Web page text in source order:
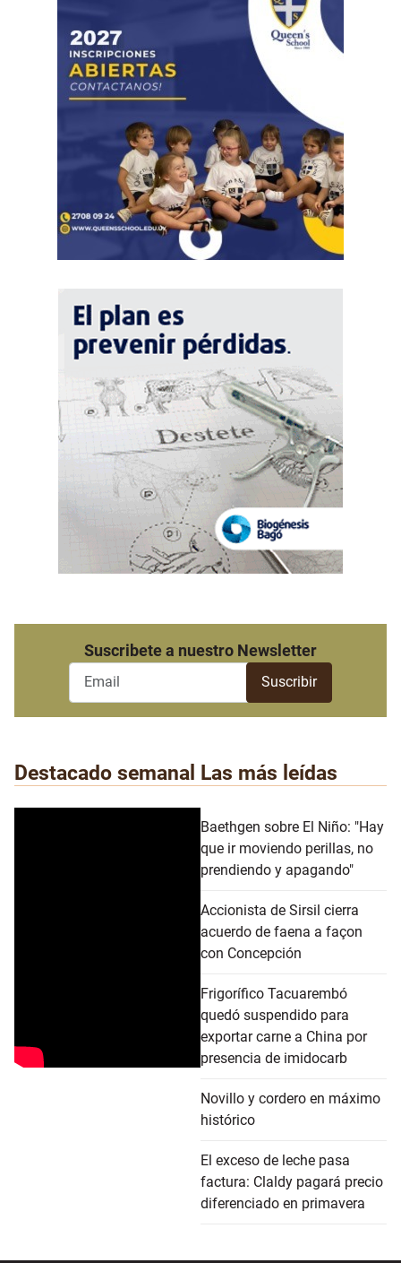
Suscribete a nuestro Newsletter
Destacado semanal Las más leídas
Baethgen sobre El Niño: "Hay
que ir moviendo perillas, no
prendiendo y apagando"
Accionista de Sirsil cierra
acuerdo de faena a façon
con Concepción
Frigorífico Tacuarembó
quedó suspendido para
exportar carne a China por
presencia de imidocarb
Novillo y cordero en máximo
histórico
El exceso de leche pasa
factura: Claldy pagará precio
diferenciado en primavera